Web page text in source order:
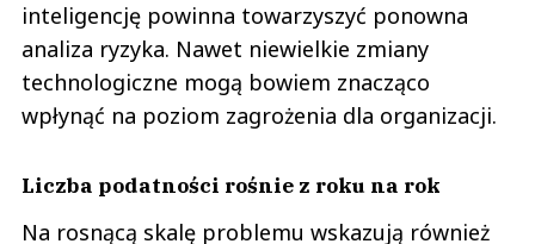
inteligencję powinna towarzyszyć ponowna
analiza ryzyka. Nawet niewielkie zmiany
technologiczne mogą bowiem znacząco
wpłynąć na poziom zagrożenia dla organizacji.
Liczba podatności rośnie z roku na rok
Na rosnącą skalę problemu wskazują również